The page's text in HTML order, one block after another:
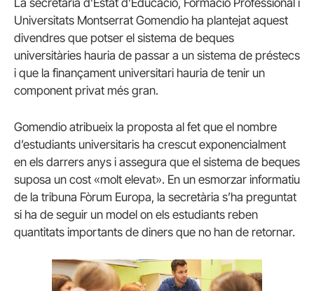
La secretària d’Estat d’Educació, Formació Professional i
Universitats Montserrat Gomendio ha plantejat aquest
divendres que potser el sistema de beques
universitàries hauria de passar a un sistema de préstecs
i que la finançament universitari hauria de tenir un
component privat més gran.
Gomendio atribueix la proposta al fet que el nombre
d’estudiants universitaris ha crescut exponencialment
en els darrers anys i assegura que el sistema de beques
suposa un cost «molt elevat». En un esmorzar informatiu
de la tribuna Fòrum Europa, la secretària s’ha preguntat
si ha de seguir un model on els estudiants reben
quantitats importants de diners que no han de retornar.